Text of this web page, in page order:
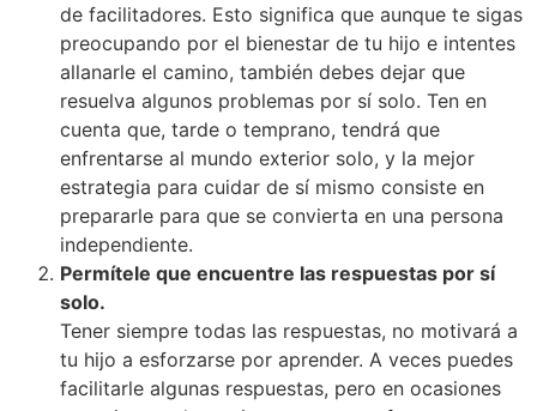
de facilitadores. Esto significa que aunque te sigas
preocupando por el bienestar de tu hijo e intentes
allanarle el camino, también debes dejar que
resuelva algunos problemas por sí solo. Ten en
cuenta que, tarde o temprano, tendrá que
enfrentarse al mundo exterior solo, y la mejor
estrategia para cuidar de sí mismo consiste en
prepararle para que se convierta en una persona
independiente.
Permítele que encuentre las respuestas por sí
solo.
Tener siempre todas las respuestas, no motivará a
tu hijo a esforzarse por aprender. A veces puedes
facilitarle algunas respuestas, pero en ocasiones